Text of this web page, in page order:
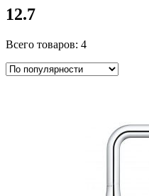
12.7
Всего товаров: 4